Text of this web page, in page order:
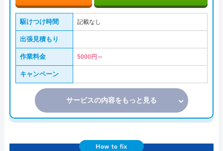
駆けつけ時間 記載なし
出張見積もり
作業料金 5000円～
キャンペーン
サービスの内容をもっと見る